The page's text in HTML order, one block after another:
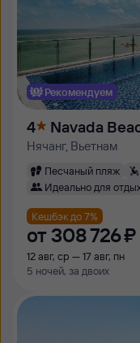
Рекомендуем
4 Navada
Нячанг, Вьетнам
Песчаный пляж
Идеально для
Кешбэк до 7%
от 308 ⁠726 ⁠₽
12 авг, ср — 17 авг, пн
5 ночей, за двоих